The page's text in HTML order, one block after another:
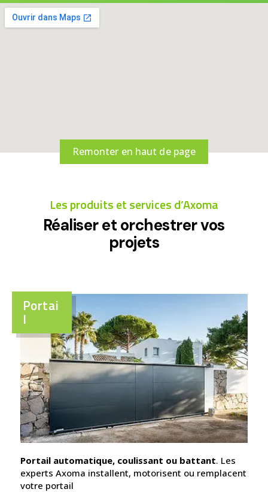
Remonter en haut de page
Les produits et services d’Axoma
Réaliser et orchestrer vos
projets
Portai
l
Portail automatique, coulissant ou battant. Les
experts Axoma installent, motorisent ou remplacent
votre portail